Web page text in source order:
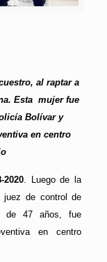
al raptar a
Esta mujer fue
Bolívar y
en centro
2020. Luego de la
juez de control de
de 47 años, fue
en centro